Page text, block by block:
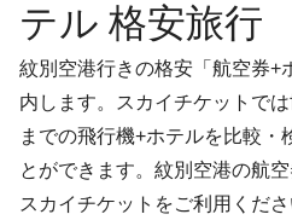
テル 格安旅行
紋別空港行きの格安「航空券+
内します。スカイチケットで
までの飛行機+ホテルを比較・
とができます。紋別空港の航
スカイチケットをご利用くださ